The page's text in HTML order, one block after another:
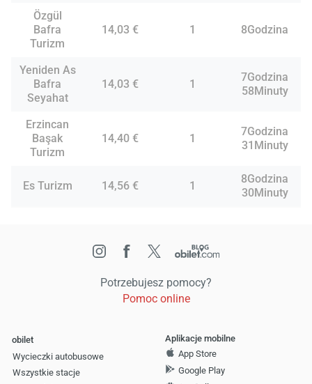
Özgül
Bafra
Turizm
14,03 € 1 8Godzina
Yeniden As
Bafra
Seyahat
14,03 € 1
7Godzina
58Minuty
Erzincan
Başak
Turizm
14,40 € 1
7Godzina
31Minuty
Es Turizm 14,56 € 1
8Godzina
30Minuty
Potrzebujesz pomocy?
Pomoc online
obilet
Wycieczki autobusowe
Wszystkie stacje
Aplikacje mobilne
App Store
Google Play